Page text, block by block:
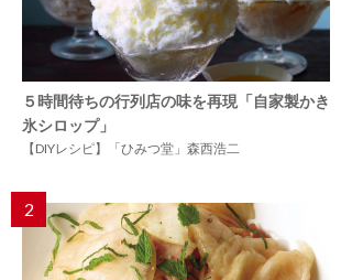
５時間待ちの行列店の味を再現「自家製かき
氷シロップ」
【DIYレシピ】「ひみつ堂」森西浩二
2